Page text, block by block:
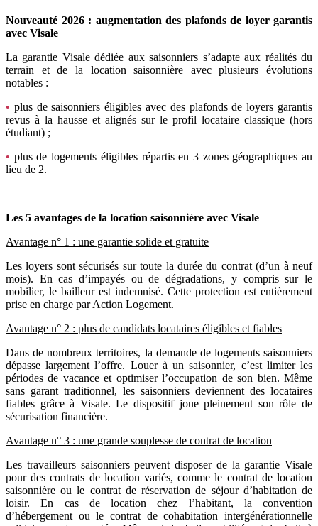
Nouveauté 2026 : augmentation des plafonds de loyer garantis
avec Visale
La garantie Visale dédiée aux saisonniers s’adapte aux réalités du
terrain et de la location saisonnière avec plusieurs évolutions
notables :
• plus de saisonniers éligibles avec des plafonds de loyers garantis
revus à la hausse et alignés sur le profil locataire classique (hors
étudiant) ;
• plus de logements éligibles répartis en 3 zones géographiques au
lieu de 2.
Les 5 avantages de la location saisonnière avec Visale
Avantage n° 1 : une garantie solide et gratuite
Les loyers sont sécurisés sur toute la durée du contrat (d’un à neuf
mois). En cas d’impayés ou de dégradations, y compris sur le
mobilier, le bailleur est indemnisé. Cette protection est entièrement
prise en charge par Action Logement.
Avantage n° 2 : plus de candidats locataires éligibles et fiables
Dans de nombreux territoires, la demande de logements saisonniers
dépasse largement l’offre. Louer à un saisonnier, c’est limiter les
périodes de vacance et optimiser l’occupation de son bien. Même
sans garant traditionnel, les saisonniers deviennent des locataires
fiables grâce à Visale. Le dispositif joue pleinement son rôle de
sécurisation financière.
Avantage n° 3 : une grande souplesse de contrat de location
Les travailleurs saisonniers peuvent disposer de la garantie Visale
pour des contrats de location variés, comme le contrat de location
saisonnière ou le contrat de réservation de séjour d’habitation de
loisir. En cas de location chez l’habitant, la convention
d’hébergement ou le contrat de cohabitation intergénérationnelle